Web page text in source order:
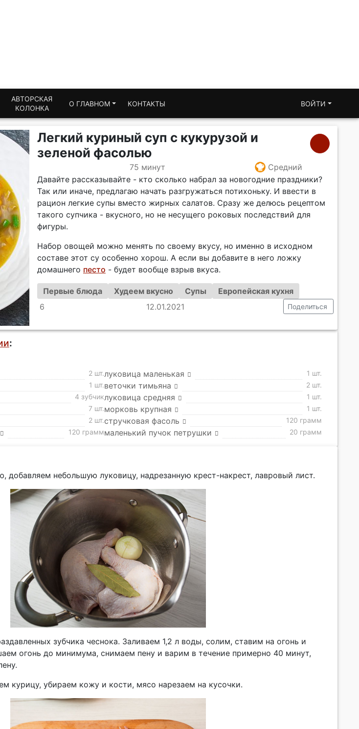
АВТОРСКАЯ
КОЛОНКА
О ГЛАВНОМ КОНТАКТЫ ВОЙТИ
Легкий куриный суп с кукурузой и
зеленой фасолью
75 минут
Средний
Давайте рассказывайте - кто сколько набрал за новогодние праздники?
Так или иначе, предлагаю начать разгружаться потихоньку. И ввести в
рацион легкие супы вместо жирных салатов. Сразу же делюсь рецептом
такого супчика - вкусного, но не несущего роковых последствий для
фигуры.
Набор овощей можно менять по своему вкусу, но именно в исходном
составе этот су особенно хорош. А если вы добавите в него ложку
домашнего песто - будет вообще взрыв вкуса.
Первые блюда Худеем вкусно Супы
Европейская кухня
6
12.01.2021 Поделиться
:
2 шт.луковица маленькая 1 шт.
1 шт.веточки тимьяна 2 шт.
4 зубчиклуковица средняя 1 шт.
7 шт.морковь крупная 1 шт.
2 шт.стручковая фасоль 120 грамм
120 грамммаленький пучок петрушки 20 грамм
добавляем небольшую луковицу, надрезанную крест-накрест, лавровый лист.
зубчика чеснока. Заливаем 1,2 л воды, солим, ставим на огонь и
огонь до минимума, снимаем пену и варим в течение примерно 40 минут,
курицу, убираем кожу и кости, мясо нарезаем на кусочки.